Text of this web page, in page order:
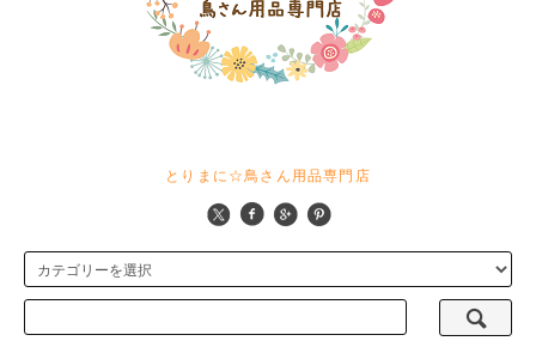
とりまに☆鳥さん用品専門店